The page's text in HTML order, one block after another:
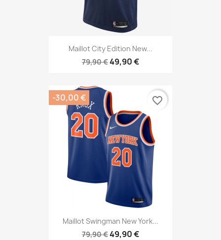
Maillot City Edition New...
79,90 €49,90 €
Maillot Swingman New York...
79,90 €49,90 €
-30,00 € favorite_border